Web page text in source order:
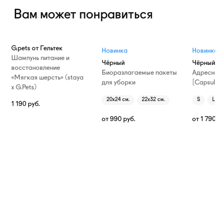
Вам может понравиться
G.pets от Гельтек
Шампунь питание и
восстановление
«Мягкая шерсть» (staya
х G.Pets)
1 190 руб.
Новинка
Чёрный
Биоразлагаемые пакеты
для уборки
20х24 см. 22х32 см.
от 990 руб.
Новинка
Чёрный
S L
от 1 790